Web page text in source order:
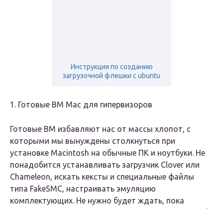
Инструкция по созданию
загрузочной флешки с ubuntu
1. Готовые ВМ Mac для гипервизоров
Готовые ВМ избавляют нас от массы хлопот, с
которыми мы вынуждены столкнуться при
установке Macintosh на обычные ПК и ноутбуки. Не
понадобится устанавливать загрузчик Clover или
Chameleon, искать кексты и специальные файлы
типа FakeSMC, настраивать эмуляцию
комплектующих. Не нужно будет ждать, пока